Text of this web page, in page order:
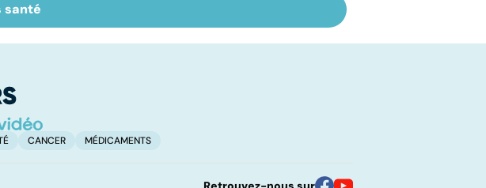
de
: quel
l'ovulation : de la
santé
CANCER MÉDICAMENTS